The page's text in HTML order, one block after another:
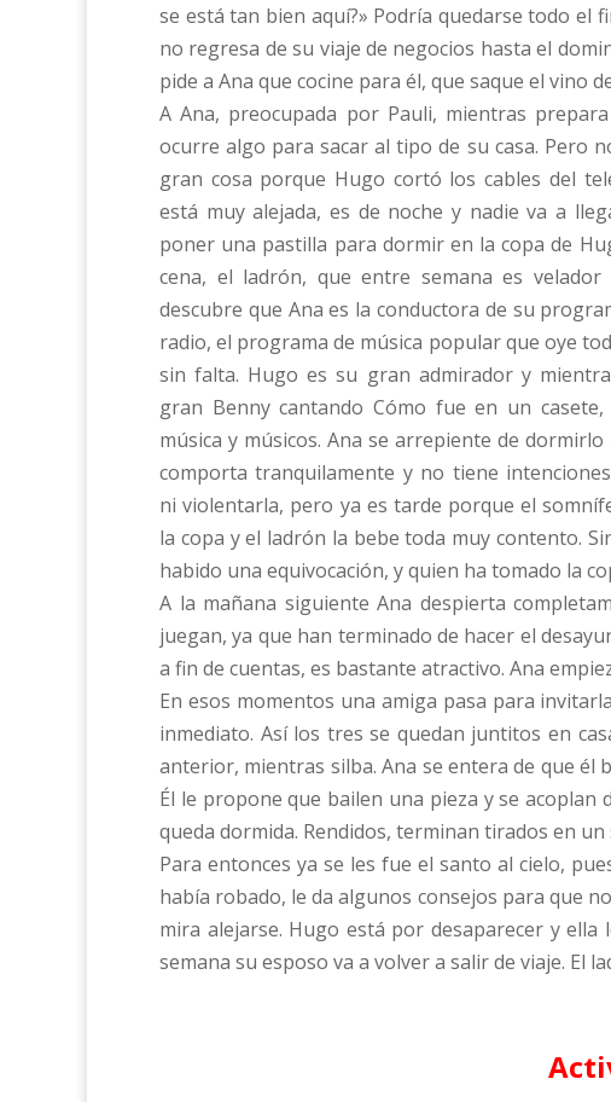
se está tan bien aquí?» Podría quedarse todo el
no regresa de su viaje de negocios hasta el
pide a Ana que cocine para él, que saque el vino
A Ana, preocupada por Pauli, mientras
ocurre algo para sacar al tipo de su casa. Pero
gran cosa porque Hugo cortó los cables del
está muy alejada, es de noche y nadie va a
poner una pastilla para dormir en la copa de
cena, el ladrón, que entre semana es velador
descubre que Ana es la conductora de su
radio, el programa de música popular que oye
sin falta. Hugo es su gran admirador y
gran Benny cantando Cómo fue en un
música y músicos. Ana se arrepiente de
comporta tranquilamente y no tiene
ni violentarla, pero ya es tarde porque el
la copa y el ladrón la bebe toda muy contento.
habido una equivocación, y quien ha tomado la
A la mañana siguiente Ana despierta
juegan, ya que han terminado de hacer el
a fin de cuentas, es bastante atractivo. Ana
En esos momentos una amiga pasa para
inmediato. Así los tres se quedan juntitos en
anterior, mientras silba. Ana se entera de que él
Él le propone que bailen una pieza y se
queda dormida. Rendidos, terminan tirados en un
Para entonces ya se les fue el santo al cielo,
había robado, le da algunos consejos para que
mira alejarse. Hugo está por desaparecer y
semana su esposo va a volver a salir de viaje. El